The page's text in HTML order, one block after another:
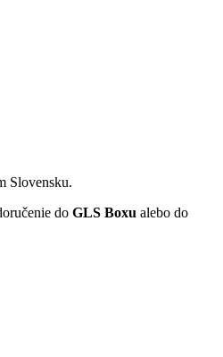
Slovensku.
do GLS Boxu alebo do